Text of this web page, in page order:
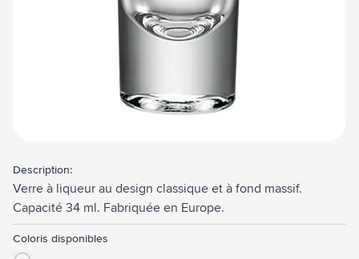
Description:
Verre à liqueur au design classique et à fond massif.
Capacité 34 ml. Fabriquée en Europe.
Coloris disponibles